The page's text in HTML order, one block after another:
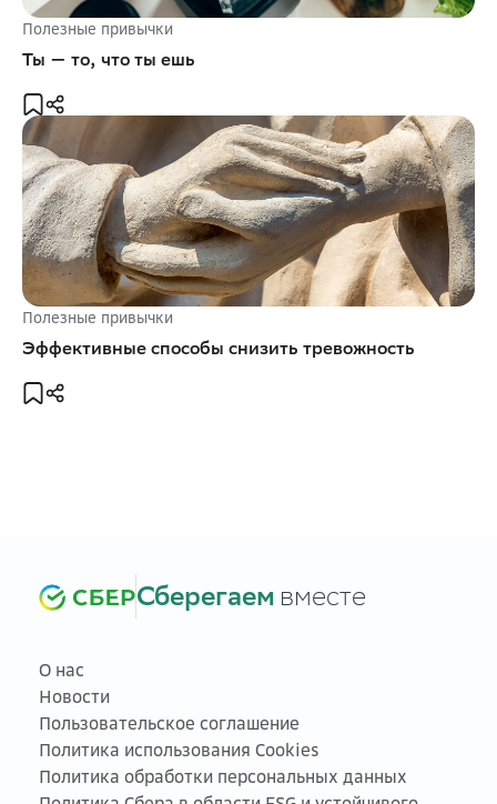
Полезные привычки
Ты — то, что ты ешь
Полезные привычки
Эффективные способы снизить тревожность
Сберегаем вместе
О нас
Новости
Пользовательское соглашение
Политика использования Cookies
Политика обработки персональных данных